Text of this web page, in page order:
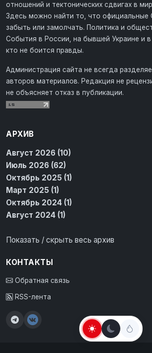
отношений и тектонических сдвигах в
Здесь можно найти то, что
забыть или замолчать. Политика и
События в России, на бывшей Украине и в
кто не боится правды.
Администрация сайта не всегда
авторов материалов. Редакция не
не объясняет отказ в публикации.
АРХИВ
Август 2026 (10)
Июль 2026 (62)
Октябрь 2025 (1)
Март 2025 (1)
Октябрь 2024 (1)
Август 2024 (1)
Показать / скрыть весь архив
КОНТАКТЫ
Обратная связь
RSS-лента